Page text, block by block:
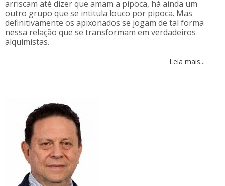
arriscam até dizer que amam a pipoca, há ainda um
outro grupo que se intitula louco por pipoca. Mas
definitivamente os apixonados se jogam de tal forma
nessa relação que se transformam em verdadeiros
alquimistas.
Leia mais...